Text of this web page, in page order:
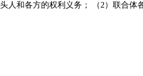
人和各方的权利义务； （2）联合体